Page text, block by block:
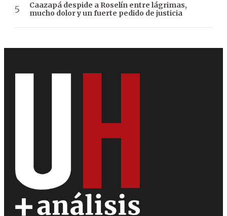
Caazapá despide a Roselín entre lágrimas,
mucho dolor y un fuerte pedido de justicia